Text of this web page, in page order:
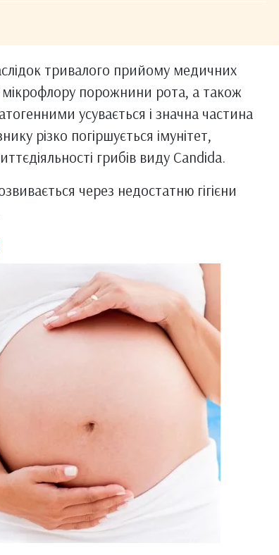
тривалого прийому медичних
мікрофлору порожнини рота, а також
усувається і значна частина
різко погіршується імунітет,
грибів виду Candida.
через недостатню гігієни